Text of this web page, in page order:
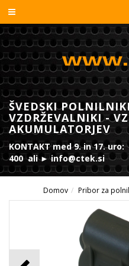
ŠVEDSKI
VZDRŽEVALNIKI -
AKUMULATORJEV
KONTAKT med 9. in 17.
400 ali ► info@ctek.si
Domov Pribor za